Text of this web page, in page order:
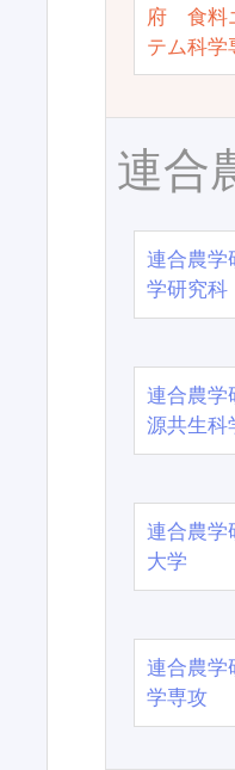
府 食料
テム科学
連合
連合農
学研究科
連合農
源共生科
連合農
大学
連合農
学専攻